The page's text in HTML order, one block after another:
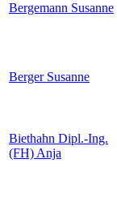
Bergemann Susanne
Berger Susanne
Biethahn Dipl.-Ing.
(FH) Anja